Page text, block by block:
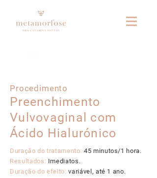
Procedimento
Preenchimento
Vulvovaginal com
Ácido Hialurónico
Duração do tratamento: 45 minutos/1 hora.
Resultados: Imediatos.
Duração do efeito: variável, até 1 ano.